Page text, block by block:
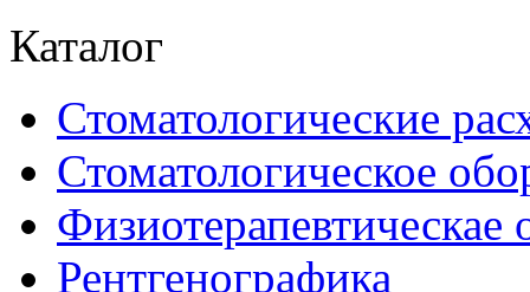
Каталог
Стоматологические
Стоматологическое
Физиотерапевтическае
Рентгенографика